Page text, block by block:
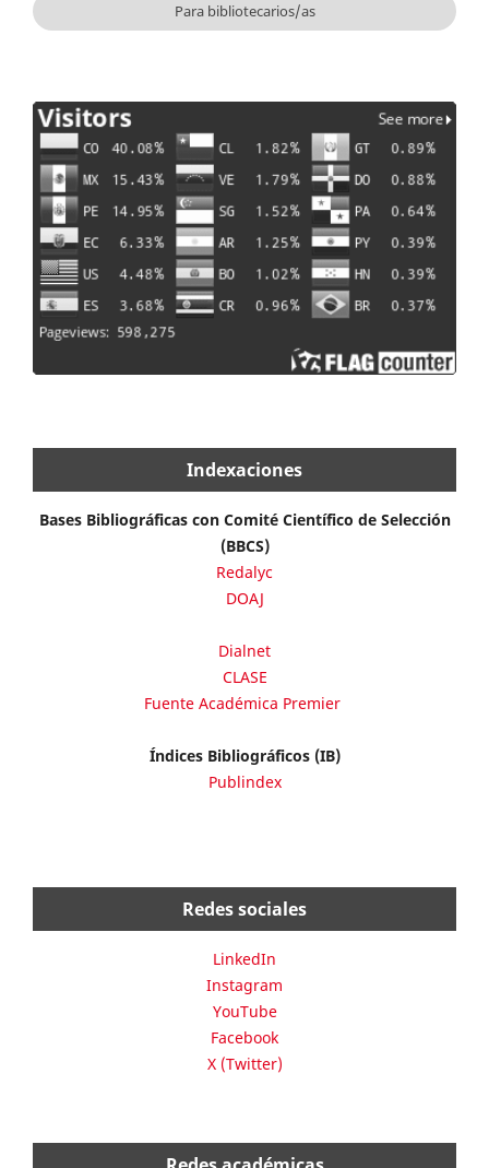
Para bibliotecarios/as
Indexaciones
Bases Bibliográficas con Comité Científico de Selección
(BBCS)
Redalyc
DOAJ
Dialnet
CLASE
Fuente Académica Premier
Índices Bibliográficos (IB)
Publindex
Redes sociales
LinkedIn
Instagram
YouTube
Facebook
X (Twitter)